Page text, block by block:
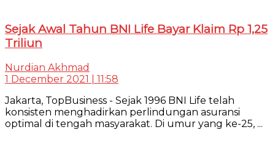
Sejak Awal Tahun BNI Life Bayar Klaim Rp 1,25
Triliun
Nurdian Akhmad
1 December 2021 | 11:58
Jakarta, TopBusiness - Sejak 1996 BNI Life telah
konsisten menghadirkan perlindungan asuransi
optimal di tengah masyarakat. Di umur yang ke-25, ...